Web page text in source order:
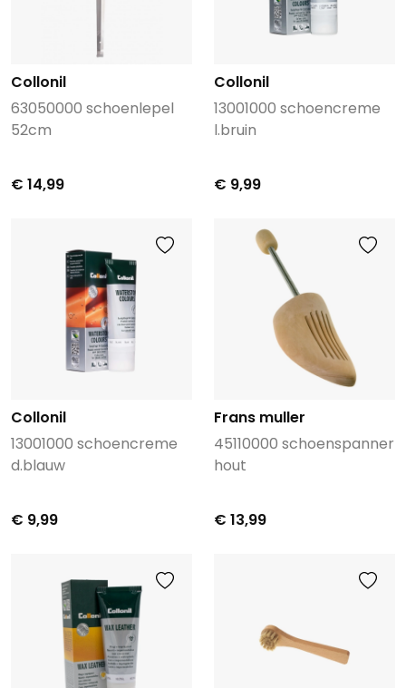
Collonil
63050000 schoenlepel
52cm
€ 14,99
Collonil
13001000 schoencreme
l.bruin
€ 9,99
Collonil
13001000 schoencreme
d.blauw
€ 9,99
Frans muller
45110000 schoenspanner
hout
€ 13,99